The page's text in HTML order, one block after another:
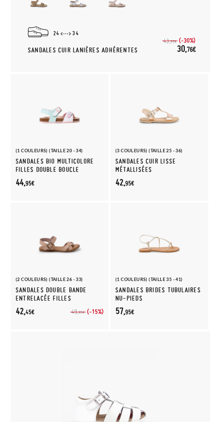
24 34
SANDALES CUIR LANIÈRES ADHÉRENTES
43,95€ (-30%)
30,76€
(1 COULEURS) (TAILLE 20 - 34)
SANDALES BIO MULTICOLORE
FILLES DOUBLE BOUCLE
44,95€
(3 COULEURS) (TAILLE 25 - 36)
SANDALES CUIR LISSE
MÉTALLISÉES
42,95€
(2 COULEURS) (TAILLE 26 - 33)
SANDALES DOUBLE BANDE
ENTRELACÉE FILLES
49,95€ (-15%)
42,45€
(1 COULEURS) (TAILLE 35 - 41)
SANDALES BRIDES TUBULAIRES
NU-PIEDS
57,95€